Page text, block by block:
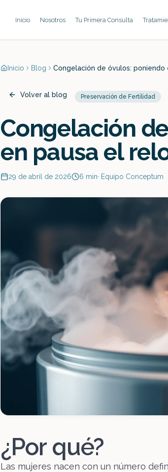
Inicio Nosotros Tu Primera Consulta
Inicio Blog Congelación de óvulos:
Volver al blog Preservación de Fertilidad
Congelación
en pausa el
29 de abril de 2026 6 min· Equipo Conceptum
¿Por qué?
Las mujeres nacen con un número